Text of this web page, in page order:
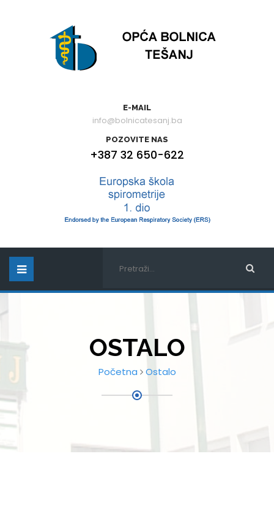
E-MAIL
info@bolnicatesanj.ba
POZOVITE NAS
+387 32 650-622
OSTALO
Početna Ostalo